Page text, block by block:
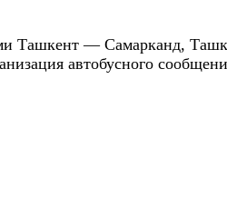
Ташкент — Самарканд,
автобусного